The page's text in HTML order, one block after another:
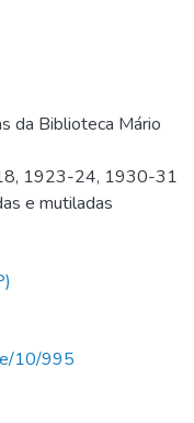
da Biblioteca Mário
1923-24, 1930-31
e mutiladas
10/995